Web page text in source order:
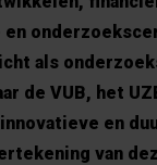
als
de VUB, het
en
van